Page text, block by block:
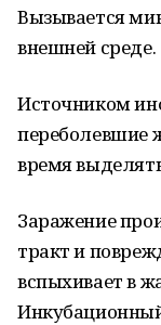
Вызывается
внешней среде.
Источником
переболевшие
время
Заражение
тракт и
вспыхивает в